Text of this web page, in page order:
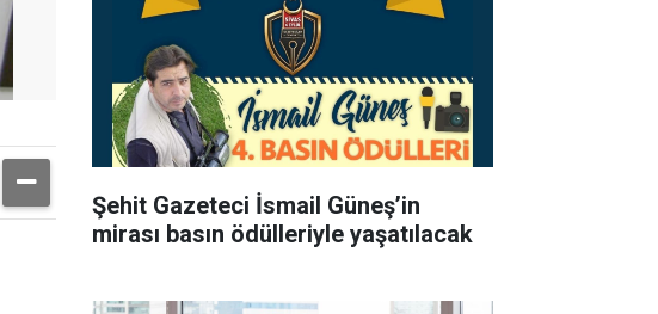
Şehit Gazeteci İsmail Güneş’in
mirası basın ödülleriyle yaşatılacak